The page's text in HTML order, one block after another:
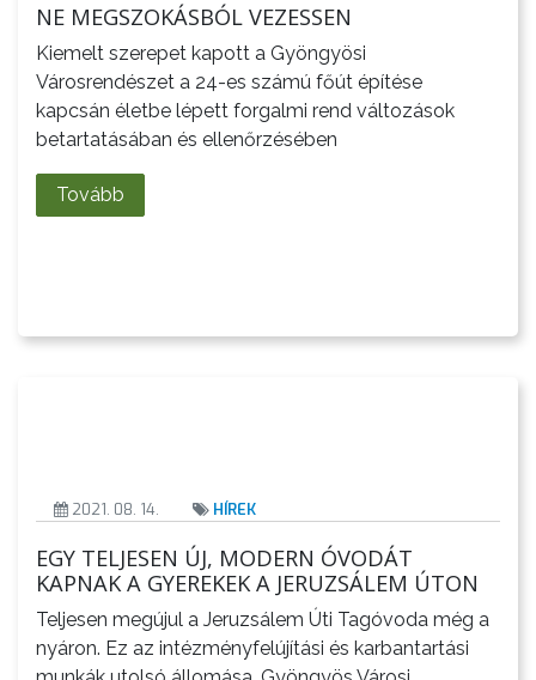
AZ
ÉPÜLŐ
VÁROS
FEJLESZTÉSEK
TELEPÜLÉSRENDEZÉS
BEJELENTŐ
NE MEGSZOKÁSBÓL VEZESSEN
Kiemelt szerepet kapott a Gyöngyösi
Városrendészet a 24-es számú főút építése
kapcsán életbe lépett forgalmi rend változások
betartatásában és ellenőrzésében
Tovább
2021. 08. 14. HÍREK
EGY TELJESEN ÚJ, MODERN ÓVODÁT
KAPNAK A GYEREKEK A JERUZSÁLEM ÚTON
Teljesen megújul a Jeruzsálem Úti Tagóvoda még a
nyáron. Ez az intézményfelújítási és karbantartási